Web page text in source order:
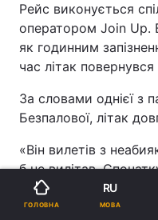
Рейс виконується
оператором Join Up.
як годинним
час літак
За словами однієї з
Безпалової, літак
«Він вилетів з
б не вилітав.
дуже дивним звуком
Екіпаж повідомив,
ГОЛОВНА
RU
МОВА